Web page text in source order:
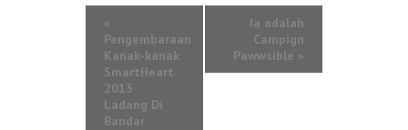
«
Pengembaraan
Kanak-kanak
SmartHeart
2013 :
Ladang Di
Bandar
Ia adalah
Campign
Pawwsible »